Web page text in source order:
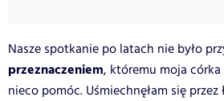
Nasze spotkanie po latach nie było
przeznaczeniem, któremu moja
nieco pomóc. Uśmiechnęłam się przez